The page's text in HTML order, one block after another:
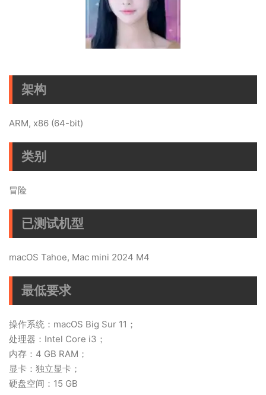
架构
ARM, x86 (64-bit)
类别
冒险
已测试机型
macOS Tahoe, Mac mini 2024 M4
最低要求
操作系统：macOS Big Sur 11；
处理器：Intel Core i3；
内存：4 GB RAM；
显卡：独立显卡；
硬盘空间：15 GB